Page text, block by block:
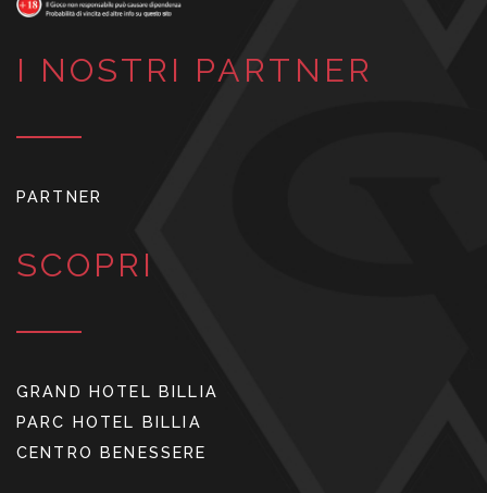
I NOSTRI PARTNER
PARTNER
SCOPRI
GRAND HOTEL BILLIA
PARC HOTEL BILLIA
CENTRO BENESSERE